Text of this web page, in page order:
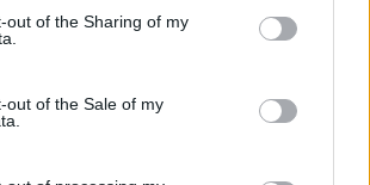
out of the Sharing of my
out of the Sale of my
követően, és azt állította,
hajlandó lenne az országért.
golf közepette A vasárnapi
került sor, hogy a floridai West Palm
Donald Trump a Trump International